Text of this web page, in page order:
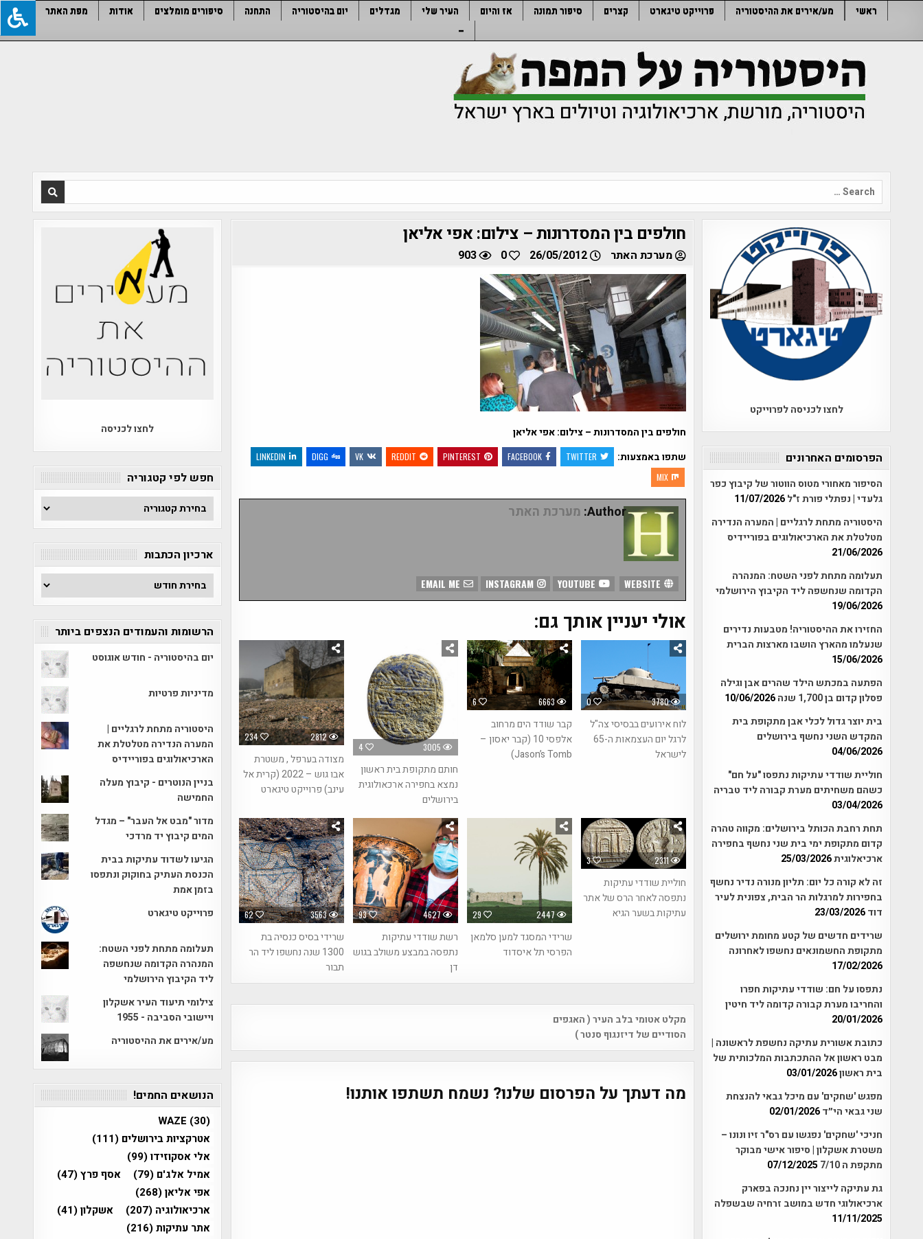
ראשי מע/אירים את ההיסטוריה פרוייקט טיגארט קצרים סיפור תמונה אז והיום העיר שלי מגדלים יום בהיסטוריה התחנה סיפורים מומלצים אודות
מפת האתר
–
Search
for:
חולפים בין המסדרונות – צילום: אפי אליאן
מערכת האתר 26/05/2012
0
903
חולפים בין המסדרונות – צילום: אפי אליאן
שתפו באמצעות:
TWITTER
FACEBOOK
PINTEREST
REDDIT
VK
DIGG
LINKEDIN
MIX
Author: מערכת האתר
INSTAGRAM
אולי יעניין אותך גם:
234 2812
מצודה בערפל , משטרת
אבו גוש – 2022 (קרית אל
עינב) פרוייקט טיגארט
4 3005
חותם מתקופת בית ראשון
נמצא בחפירה ארכאולוגית
בירושלים
6 6663
קבר שודד הים מרחוב
אלפסי 10 (קבר יאסון –
Jason’s Tomb)
0 3780
לוח אירועים בבסיסי צה"ל
לרגל יום העצמאות ה-65
לישראל
62 3563
שרידי בסיס כנסיה בת
1300 שנה נחשפו ליד הר
תבור
93 4627
רשת שודדי עתיקות
נתפסה במבצע משולב בגוש
דן
29 2447
שרידי המסגד למען סלמאן
הפרסי תל איסדוד
3 2311
חוליית שודדי עתיקות
נתפסה לאחר הרס של אתר
עתיקות בשער הגיא
Post
navigation
מקלט אטומי בלב העיר ( האגפים
הסודיים של דיזנגוף סנטר )
מה דעתך על הפרסום שלנו? נשמח תשתפו אותנו!
לחצו לכניסה לפרוייקט
הפרסומים האחרונים
הסיפור מאחורי מטוס הווטור של קיבוץ כפר
גלעדי | נפתלי פורת ז"ל11/07/2026
היסטוריה מתחת לרגליים | המערה הנדירה
מטלטלת את הארכיאולוגים בפוריידיס
21/06/2026
תעלומה מתחת לפני השטח: המנהרה
הקדומה שנחשפה ליד הקיבוץ הירושלמי
19/06/2026
החזירו את ההיסטוריה! מטבעות נדירים
שנעלמו מהארץ הושבו מארצות הברית
15/06/2026
הפתעה במכתש הילד שהרים אבן וגילה
פסלון קדום בן 1,700 שנה
10/06/2026
בית יוצר גדול לכלי אבן מתקופת בית
המקדש השני נחשף בירושלים
04/06/2026
חוליית שודדי עתיקות נתפסו "על חם"
כשהם משחיתים מערת קבורה ליד טבריה
03/04/2026
תחת רחבת הכותל בירושלים: מקווה טהרה
קדום מתקופת ימי בית שני נחשף בחפירה
ארכיאלוגית25/03/2026
זה לא קורה כל יום: תליון מנורה נדיר נחשף
בחפירות למרגלות הר הבית, צפונית לעיר
דוד23/03/2026
שרידים חדשים של קטע מחומת ירושלים
מתקופת החשמונאים נחשפו לאחרונה
17/02/2026
נתפסו על חם: שודדי עתיקות חפרו
והחריבו מערת קבורה קדומה ליד חיטין
20/01/2026
כתובת אשורית עתיקה נחשפת לראשונה |
מבט ראשון אל ההתכתבות המלכותית של
בית ראשון03/01/2026
מפגש 'שחקים' עם מיכל גבאי להנצחת
שני גבאי הי״ד02/01/2026
חניכי 'שחקים' נפגשו עם רס"ר זיו ונונו –
משטרת אשקלון | סיפור אישי מבוקר
מתקפת ה 7/10
07/12/2025
גת עתיקה לייצור יין נחנכה בפארק
ארכיאולוגי חדש במושב זרחיה שבשפלה
11/11/2025
לחצו לכניסה
חפש לפי קטגוריה
חפש
לפי
קטגוריה
ארכיון הכתבות
ארכיון
הכתבות
הרשומות והעמודים הנצפים ביותר
יום בהיסטוריה - חודש אוגוסט
מדיניות פרטיות
היסטוריה מתחת לרגליים |
המערה הנדירה מטלטלת את
הארכיאולוגים בפוריידיס
בניין הנוטרים - קיבוץ מעלה
החמישה
מדור "מבט אל העבר" – מגדל
המים קיבוץ יד מרדכי
הגיעו לשדוד עתיקות בבית
הכנסת העתיק בחוקוק ונתפסו
בזמן אמת
פרוייקט טיגארט
תעלומה מתחת לפני השטח:
המנהרה הקדומה שנחשפה
ליד הקיבוץ הירושלמי
צילומי תיעוד העיר אשקלון
ויישובי הסביבה - 1955
מע/אירים את ההיסטוריה
הנושאים החמים!
WAZE (30)
אטרקציות בירושלים (111)
אלי אסקוזידו(99)
אמיל אלג'ם (79) אסף פרץ(47)
אפי אליאן(268)
ארכיאולוגיה (207) אשקלון(41)
אתר עתיקות(216)